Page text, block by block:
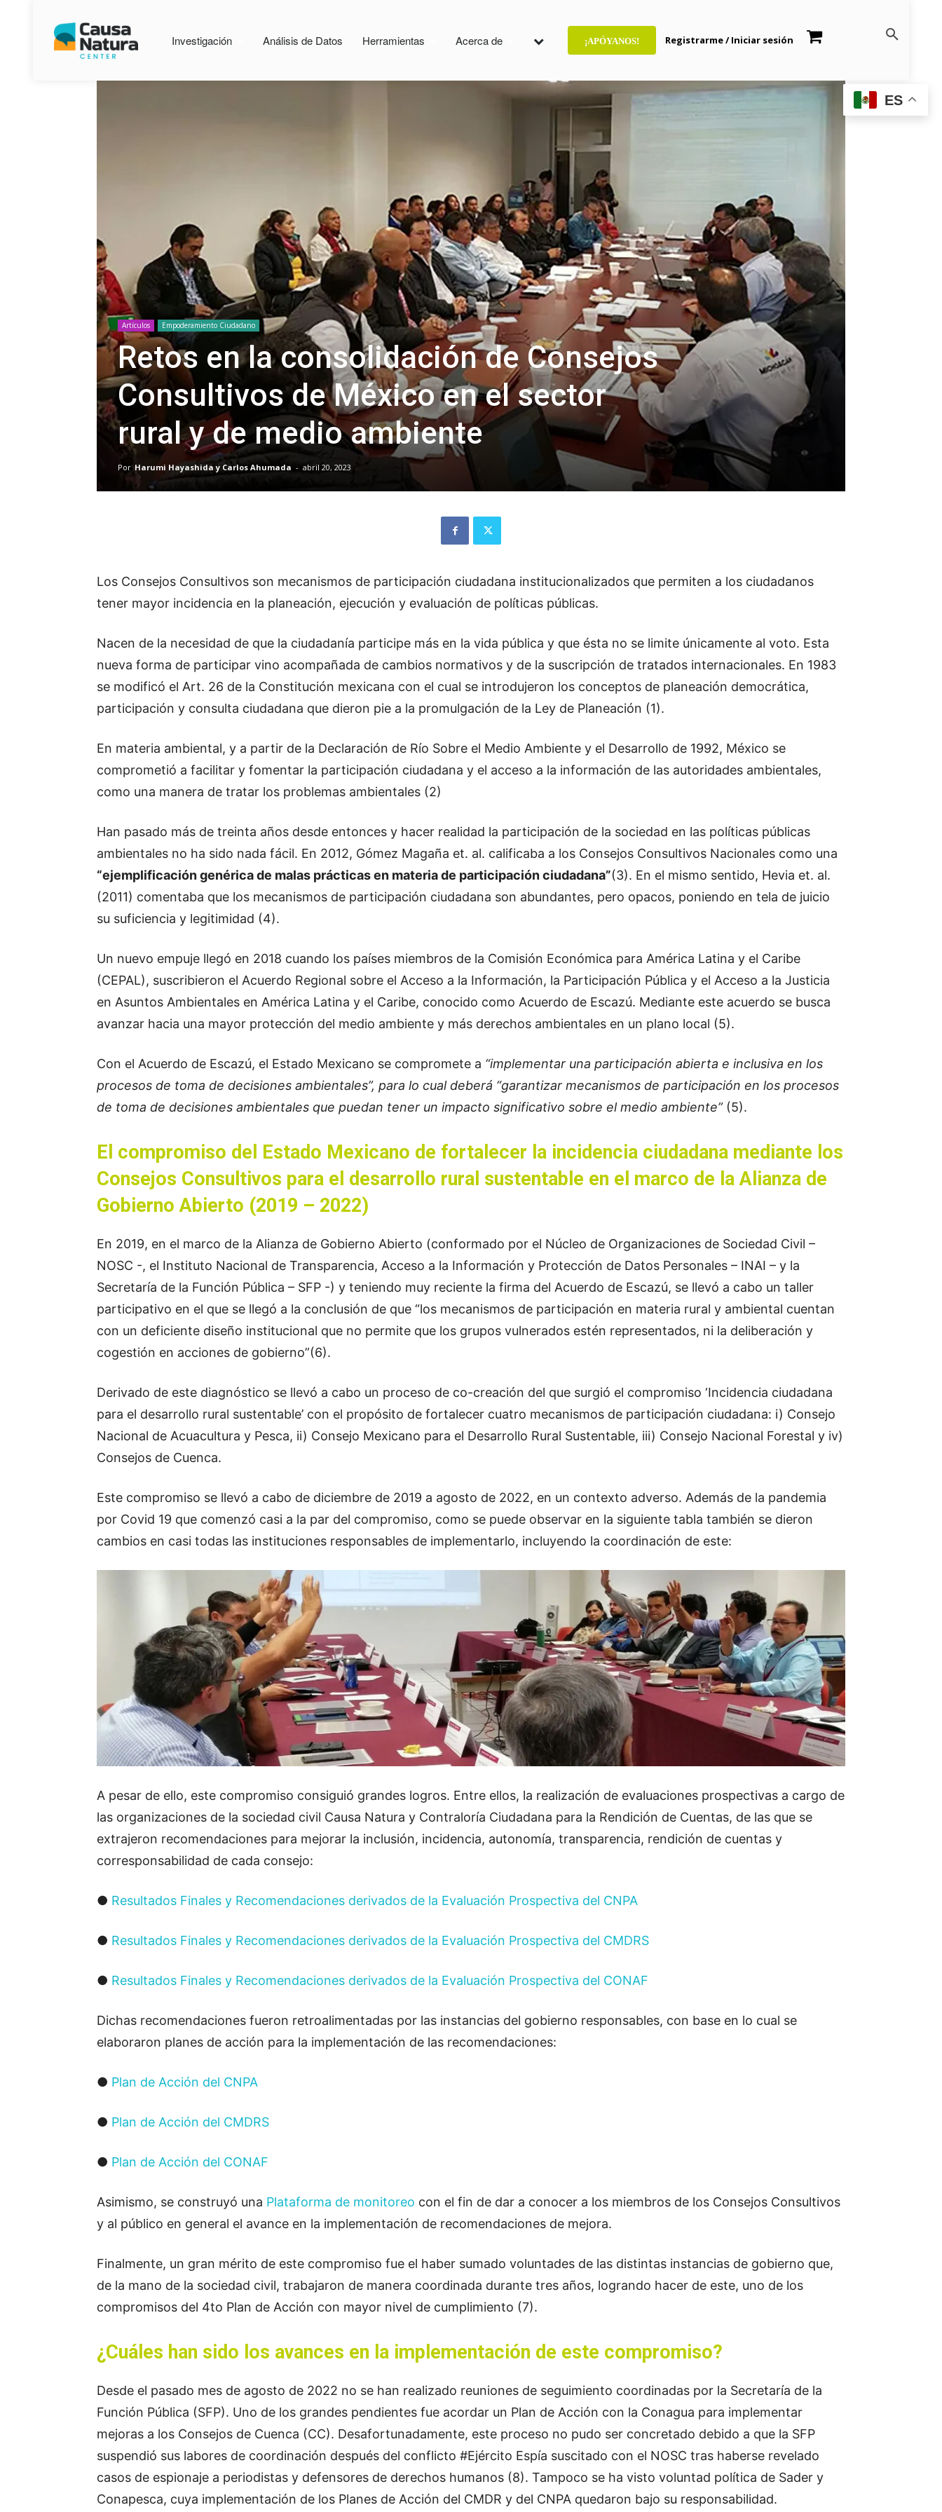
Investigación Análisis de Datos Herramientas Acerca de ¡APÓYANOS! Registrarme / Iniciar sesión
Artículos Empoderamiento Ciudadano
Retos en la consolidación de Consejos
Consultivos de México en el sector
rural y de medio ambiente
Por Harumi Hayashida y Carlos Ahumada - abril 20, 2023
Los Consejos Consultivos son mecanismos de participación ciudadana institucionalizados que permiten a los ciudadanos
tener mayor incidencia en la planeación, ejecución y evaluación de políticas públicas.
Nacen de la necesidad de que la ciudadanía participe más en la vida pública y que ésta no se limite únicamente al voto. Esta
nueva forma de participar vino acompañada de cambios normativos y de la suscripción de tratados internacionales. En 1983
se modificó el Art. 26 de la Constitución mexicana con el cual se introdujeron los conceptos de planeación democrática,
participación y consulta ciudadana que dieron pie a la promulgación de la Ley de Planeación (1).
En materia ambiental, y a partir de la Declaración de Río Sobre el Medio Ambiente y el Desarrollo de 1992, México se
comprometió a facilitar y fomentar la participación ciudadana y el acceso a la información de las autoridades ambientales,
como una manera de tratar los problemas ambientales (2)
Han pasado más de treinta años desde entonces y hacer realidad la participación de la sociedad en las políticas públicas
ambientales no ha sido nada fácil. En 2012, Gómez Magaña et. al. calificaba a los Consejos Consultivos Nacionales como una
“ejemplificación genérica de malas prácticas en materia de participación ciudadana”(3). En el mismo sentido, Hevia et. al.
(2011) comentaba que los mecanismos de participación ciudadana son abundantes, pero opacos, poniendo en tela de juicio
su suficiencia y legitimidad (4).
Un nuevo empuje llegó en 2018 cuando los países miembros de la Comisión Económica para América Latina y el Caribe
(CEPAL), suscribieron el Acuerdo Regional sobre el Acceso a la Información, la Participación Pública y el Acceso a la Justicia
en Asuntos Ambientales en América Latina y el Caribe, conocido como Acuerdo de Escazú. Mediante este acuerdo se busca
avanzar hacia una mayor protección del medio ambiente y más derechos ambientales en un plano local (5).
Con el Acuerdo de Escazú, el Estado Mexicano se compromete a “implementar una participación abierta e inclusiva en los
procesos de toma de decisiones ambientales”, para lo cual deberá “garantizar mecanismos de participación en los procesos
de toma de decisiones ambientales que puedan tener un impacto significativo sobre el medio ambiente”(5).
El compromiso del Estado Mexicano de fortalecer la incidencia ciudadana mediante los
Consejos Consultivos para el desarrollo rural sustentable en el marco de la Alianza de
Gobierno Abierto (2019 – 2022)
En 2019, en el marco de la Alianza de Gobierno Abierto (conformado por el Núcleo de Organizaciones de Sociedad Civil –
NOSC -, el Instituto Nacional de Transparencia, Acceso a la Información y Protección de Datos Personales – INAI – y la
Secretaría de la Función Pública – SFP -) y teniendo muy reciente la firma del Acuerdo de Escazú, se llevó a cabo un taller
participativo en el que se llegó a la conclusión de que “los mecanismos de participación en materia rural y ambiental cuentan
con un deficiente diseño institucional que no permite que los grupos vulnerados estén representados, ni la deliberación y
cogestión en acciones de gobierno”(6).
Derivado de este diagnóstico se llevó a cabo un proceso de co-creación del que surgió el compromiso ‘Incidencia ciudadana
para el desarrollo rural sustentable’ con el propósito de fortalecer cuatro mecanismos de participación ciudadana: i) Consejo
Nacional de Acuacultura y Pesca, ii) Consejo Mexicano para el Desarrollo Rural Sustentable, iii) Consejo Nacional Forestal y iv)
Consejos de Cuenca.
Este compromiso se llevó a cabo de diciembre de 2019 a agosto de 2022, en un contexto adverso. Además de la pandemia
por Covid 19 que comenzó casi a la par del compromiso, como se puede observar en la siguiente tabla también se dieron
cambios en casi todas las instituciones responsables de implementarlo, incluyendo la coordinación de este:
A pesar de ello, este compromiso consiguió grandes logros. Entre ellos, la realización de evaluaciones prospectivas a cargo de
las organizaciones de la sociedad civil Causa Natura y Contraloría Ciudadana para la Rendición de Cuentas, de las que se
extrajeron recomendaciones para mejorar la inclusión, incidencia, autonomía, transparencia, rendición de cuentas y
corresponsabilidad de cada consejo:
● Resultados Finales y Recomendaciones derivados de la Evaluación Prospectiva del CNPA
● Resultados Finales y Recomendaciones derivados de la Evaluación Prospectiva del CMDRS
● Resultados Finales y Recomendaciones derivados de la Evaluación Prospectiva del CONAF
Dichas recomendaciones fueron retroalimentadas por las instancias del gobierno responsables, con base en lo cual se
elaboraron planes de acción para la implementación de las recomendaciones:
● Plan de Acción del CNPA
● Plan de Acción del CMDRS
● Plan de Acción del CONAF
Asimismo, se construyó una Plataforma de monitoreo con el fin de dar a conocer a los miembros de los Consejos Consultivos
y al público en general el avance en la implementación de recomendaciones de mejora.
Finalmente, un gran mérito de este compromiso fue el haber sumado voluntades de las distintas instancias de gobierno que,
de la mano de la sociedad civil, trabajaron de manera coordinada durante tres años, logrando hacer de este, uno de los
compromisos del 4to Plan de Acción con mayor nivel de cumplimiento (7).
¿Cuáles han sido los avances en la implementación de este compromiso?
Desde el pasado mes de agosto de 2022 no se han realizado reuniones de seguimiento coordinadas por la Secretaría de la
Función Pública (SFP). Uno de los grandes pendientes fue acordar un Plan de Acción con la Conagua para implementar
mejoras a los Consejos de Cuenca (CC). Desafortunadamente, este proceso no pudo ser concretado debido a que la SFP
suspendió sus labores de coordinación después del conflicto #Ejército Espía suscitado con el NOSC tras haberse revelado
casos de espionaje a periodistas y defensores de derechos humanos (8). Tampoco se ha visto voluntad política de Sader y
Conapesca, cuya implementación de los Planes de Acción del CMDR y del CNPA quedaron bajo su responsabilidad.
ES